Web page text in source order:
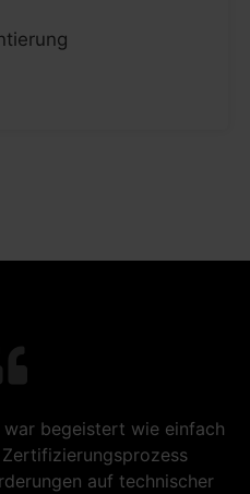
begeistert wie einfach
auf technischer